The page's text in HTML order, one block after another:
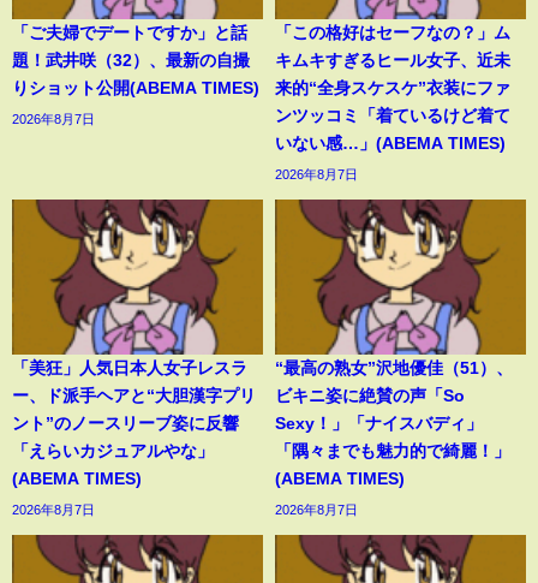
「ご夫婦でデートですか」と話
題！武井咲（32）、最新の自撮
りショット公開(ABEMA TIMES)
2026年8月7日
「この格好はセーフなの？」ム
キムキすぎるヒール女子、近未
来的“全身スケスケ”衣装にファ
ンツッコミ「着ているけど着て
いない感…」(ABEMA TIMES)
2026年8月7日
「美狂」人気日本人女子レスラ
ー、ド派手ヘアと“大胆漢字プリ
ント”のノースリーブ姿に反響
「えらいカジュアルやな」
(ABEMA TIMES)
2026年8月7日
“最高の熟女”沢地優佳（51）、
ビキニ姿に絶賛の声「So
Sexy！」「ナイスバディ」
「隅々までも魅力的で綺麗！」
(ABEMA TIMES)
2026年8月7日